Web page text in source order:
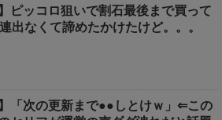
】ピッコロ狙いで割石最後まで買って
出なくて諦めたかけたけど。。。
】「次の更新まで●●しとけｗ」⇐この